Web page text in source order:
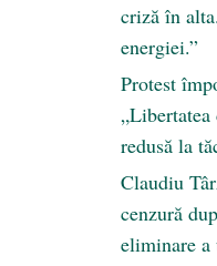
criză în
energiei.”
Protest
redusă la
Claudiu
cenzură
eliminare